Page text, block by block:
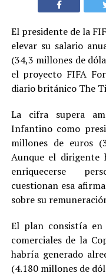
El presidente de la
elevar su salario
(34,3 millones de
el proyecto FIFA
diario británico The
La cifra supera
Infantino como
millones de euros
Aunque el dirigente
enriquecerse
cuestionan esa
sobre su
El plan consistía
comerciales de la
habría generado
(4.180 millones de